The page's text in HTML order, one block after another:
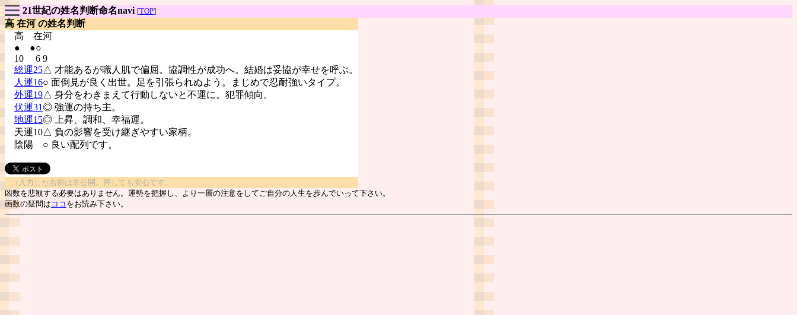
21世紀の姓名判断命名navi [TOP]
高 在河 の姓名判断
高 在河
● ●○
10 6 9
総運25△ 才能あるが職人肌で偏屈。協調性が成功へ。結婚は妥協が幸せを呼ぶ。
人運16○ 面倒見が良く出世。足を引張られぬよう。まじめで忍耐強いタイプ。
外運19△ 身分をわきまえて行動しないと不運に。犯罪傾向。
伏運31◎ 強運の持ち主。
地運15◎ 上昇、調和、幸福運。
天運10△ 負の影響を受け継ぎやすい家柄。
陰陽 ○ 良い配列です。
↑入力した名前は非公開。押しても安心です。
凶数を悲観する必要はありません。運勢を把握し、より一層の注意をしてご自分の人生を歩んでいって下さい。
画数の疑問は ココ をお読み下さい。